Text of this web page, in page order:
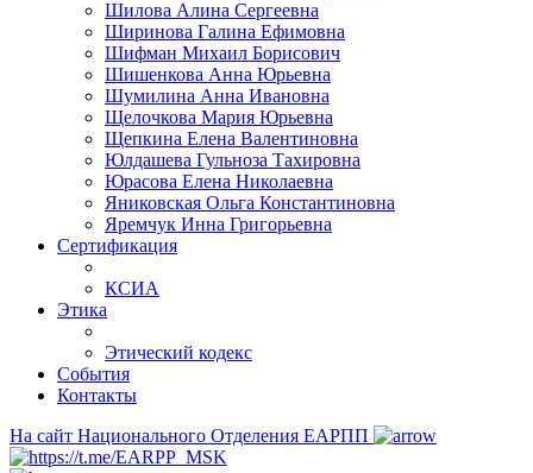
Шилова Алина Сергеевна
Ширинова Галина Ефимовна
Шифман Михаил Борисович
Шишенкова Анна Юрьевна
Шумилина Анна Ивановна
Щелочкова Мария Юрьевна
Щепкина Елена Валентиновна
Юлдашева Гульноза Тахировна
Юрасова Елена Николаевна
Яниковская Ольга Константиновна
Яремчук Инна Григорьевна
Сертификация
КСИА
Этика
Этический кодекс
События
Контакты
На сайт Национального Отделения ЕАРПП